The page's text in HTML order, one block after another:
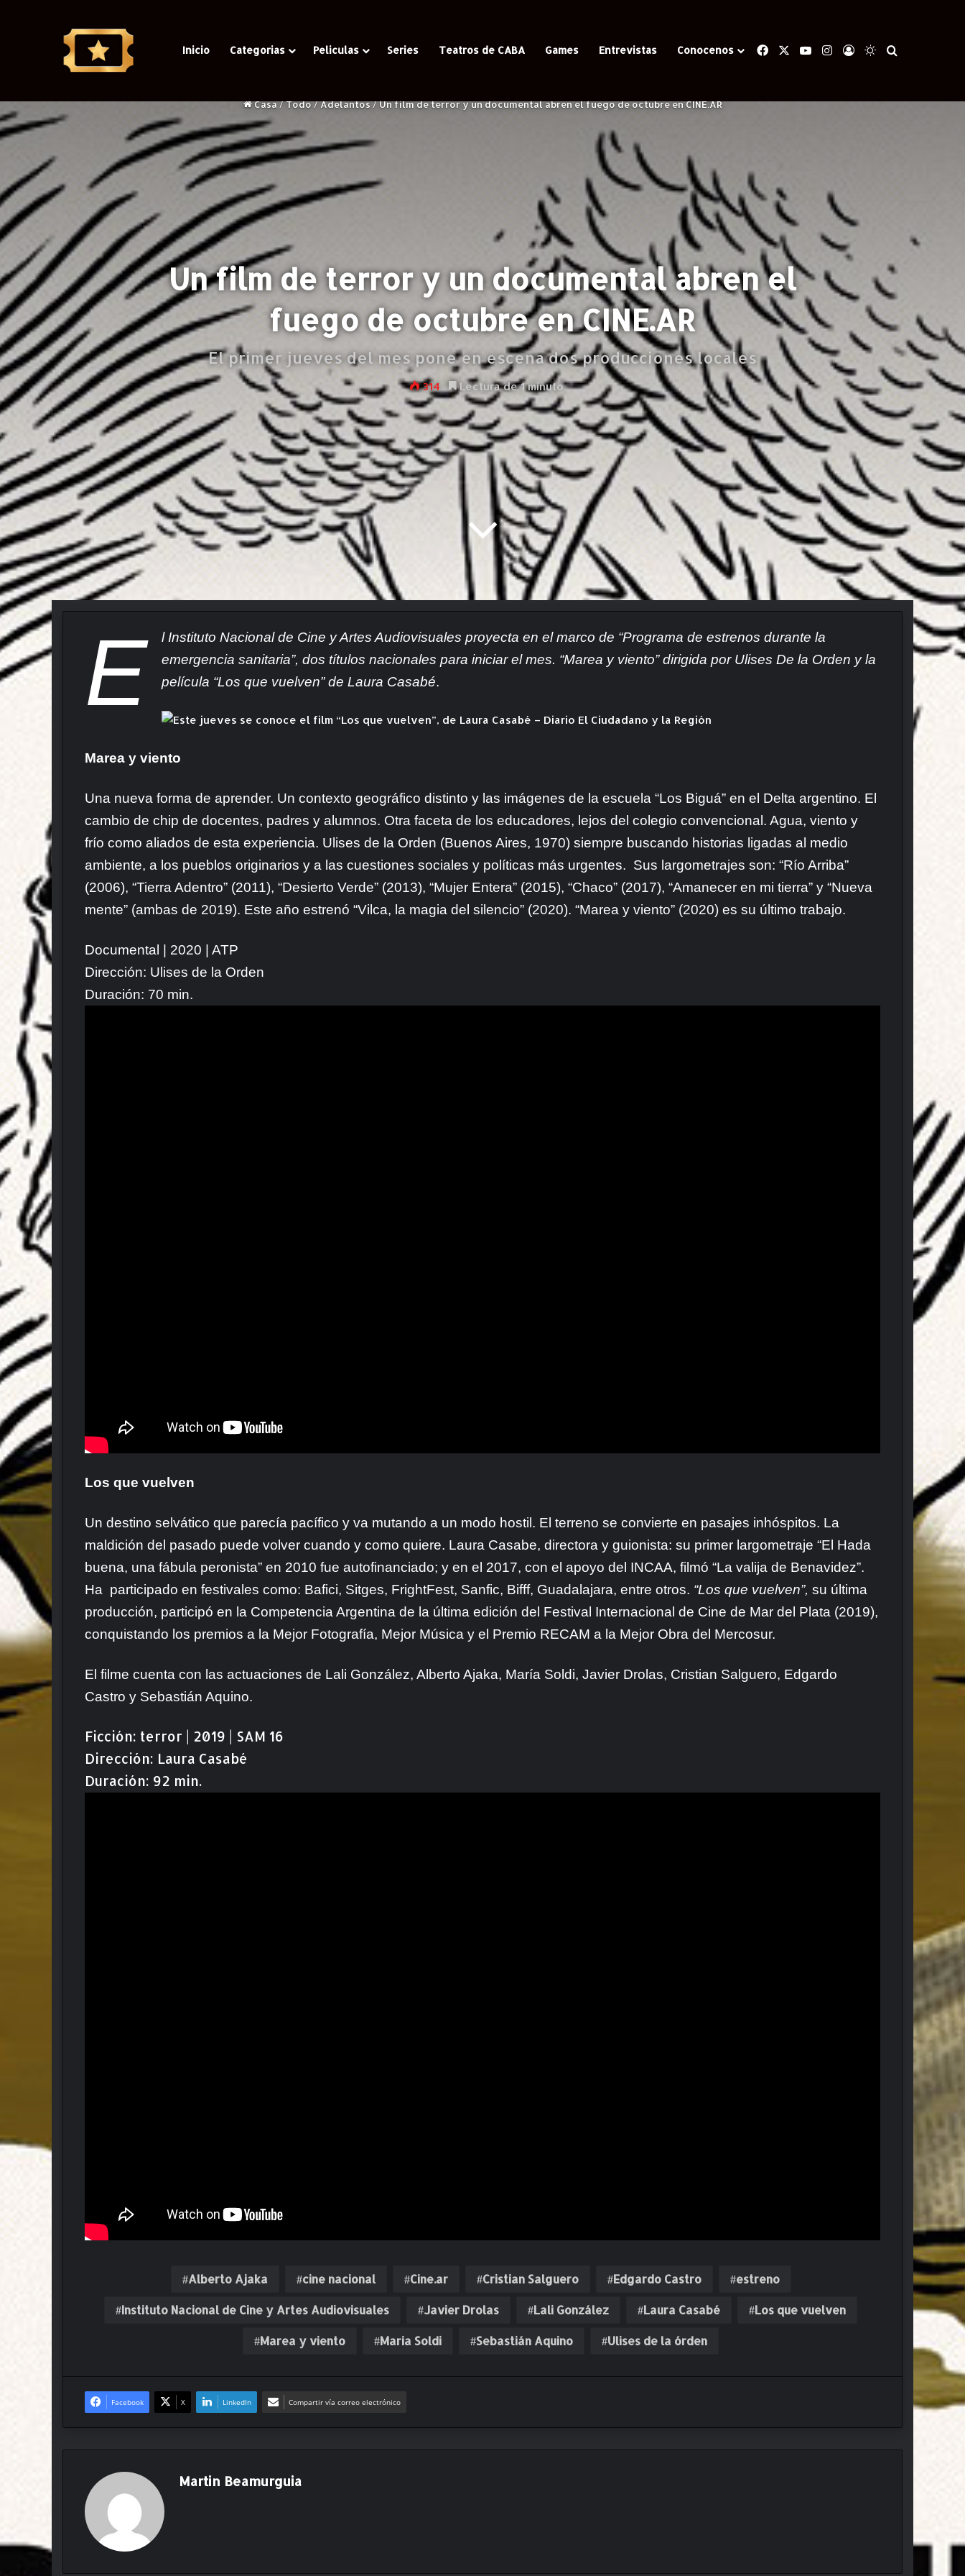
Inicio Categorias Peliculas Series Teatros de CABA Games Entrevistas Conocenos FacebookYouTubeInstagram
Iniciar Sesión
Switch skin
Casa/Todo/Adelantos/Un film de terror y un documental abren el fuego de octubre en CINE.AR
Un film de terror y un documental abren el
fuego de octubre en CINE.AR
El primer jueves del mes pone en escena dos producciones locales
314 Lectura de 1 minuto
E
l Instituto Nacional de Cine y Artes Audiovisuales proyecta en el marco de “Programa de estrenos durante la
emergencia sanitaria”, dos títulos nacionales para iniciar el mes. “Marea y viento” dirigida por Ulises De la Orden y la
película “Los que vuelven” de Laura Casabé.
Marea y viento
Una nueva forma de aprender. Un contexto geográfico distinto y las imágenes de la escuela “Los Biguá” en el Delta argentino. El
cambio de chip de docentes, padres y alumnos. Otra faceta de los educadores, lejos del colegio convencional. Agua, viento y
frío como aliados de esta experiencia. Ulises de la Orden (Buenos Aires, 1970) siempre buscando historias ligadas al medio
ambiente, a los pueblos originarios y a las cuestiones sociales y políticas más urgentes. Sus largometrajes son: “Río Arriba”
(2006), “Tierra Adentro” (2011), “Desierto Verde” (2013), “Mujer Entera” (2015), “Chaco” (2017), “Amanecer en mi tierra” y “Nueva
mente” (ambas de 2019). Este año estrenó “Vilca, la magia del silencio” (2020). “Marea y viento” (2020) es su último trabajo.
Documental | 2020 | ATP
Dirección: Ulises de la Orden
Duración: 70 min.
Los que vuelven
Un destino selvático que parecía pacífico y va mutando a un modo hostil. El terreno se convierte en pasajes inhóspitos. La
maldición del pasado puede volver cuando y como quiere. Laura Casabe, directora y guionista: su primer largometraje “El Hada
buena, una fábula peronista” en 2010 fue autofinanciado; y en el 2017, con el apoyo del INCAA, filmó “La valija de Benavidez”.
Ha participado en festivales como: Bafici, Sitges, FrightFest, Sanfic, Bifff, Guadalajara, entre otros. “Los que vuelven”, su última
producción, participó en la Competencia Argentina de la última edición del Festival Internacional de Cine de Mar del Plata (2019),
conquistando los premios a la Mejor Fotografía, Mejor Música y el Premio RECAM a la Mejor Obra del Mercosur.
El filme cuenta con las actuaciones de Lali González, Alberto Ajaka, María Soldi, Javier Drolas, Cristian Salguero, Edgardo
Castro y Sebastián Aquino.
Ficción: terror | 2019 | SAM 16
Dirección: Laura Casabé
Duración: 92 min.
Alberto Ajaka cine nacional Cine.ar Cristian Salguero Edgardo Castro estreno
Instituto Nacional de Cine y Artes Audiovisuales Javier Drolas Lali González Laura Casabé Los que vuelven
Marea y viento Maria Soldi Sebastián Aquino Ulises de la órden
Facebook X LinkedIn Compartir vía correo electrónico
Martin Beamurguia